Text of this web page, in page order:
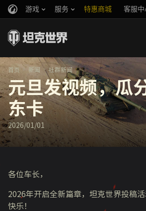
游戏 服务 特惠商城 客服中
你好，吾久
万圣节
《以战止战》
官方自媒体
首页 新闻 社群新闻
元旦发视频，瓜
东卡
2026/01/01
各位车长，
2026年开启全新篇章，坦克世界投稿
快乐！